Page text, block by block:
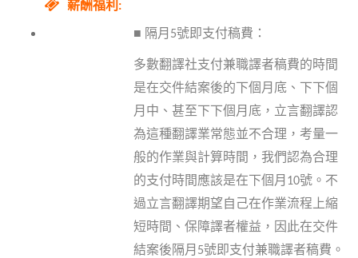
薪酬福利:
■ 隔月 5號即支付稿費：
多數翻譯社支付兼職譯者稿費的時間
是在交件結案後的下個月底、下下個
月中、甚至下下個月底，立言翻譯認
為這種翻譯業常態並不合理，考量一
般的作業與計算時間，我們認為合理
的支付時間應該是在下個月 10號。不
過立言翻譯期望自己在作業流程上縮
短時間、保障譯者權益，因此在交件
結案後隔月 5號即支付兼職譯者稿費。